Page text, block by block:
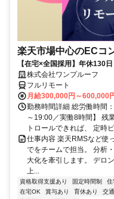
楽天市場中心のECコ
【在宅×全国採用】年休130
株式会社ワンプルーフ
フルリモート
月給300,000円～600,000
勤務時間詳細 総労働時間
～19:00／実働8時間】 残
トロールできれば、 定時
仕事内容 楽天RMSなど使
でをチームで担当。 分析
大化を牽引します。 デロ
上...
資格取得支援あり 固定時間制 住
在宅OK
賞与あり 育休あり 交